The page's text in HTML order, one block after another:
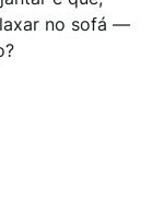
no sofá —